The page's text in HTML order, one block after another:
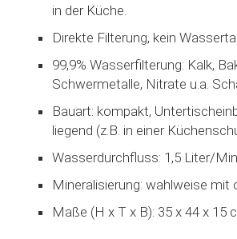
in der Küche.
Direkte Filterung, kein
99,9% Wasserfilterung: Kalk,
Schwermetalle, Nitrate u.a.
Bauart: kompakt,
liegend (z.B. in einer
Wasserdurchfluss: 1,5 Liter/
Mineralisierung: wahlweise mit
Maße (H x T x B): 35 x 44 x 15